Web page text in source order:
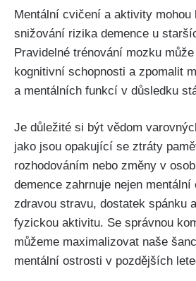
Mentální cvičení a aktivity
snižování rizika demence u
Pravidelné trénování mozku
kognitivní schopnosti a zpomalit
a mentálních funkcí v důsledku
Je důležité si být vědom
jako jsou opakující se ztráty
rozhodováním nebo změny v
demence zahrnuje nejen
zdravou stravu, dostatek spánku
fyzickou aktivitu. Se správnou
můžeme maximalizovat naše
mentální ostrosti v pozdějších